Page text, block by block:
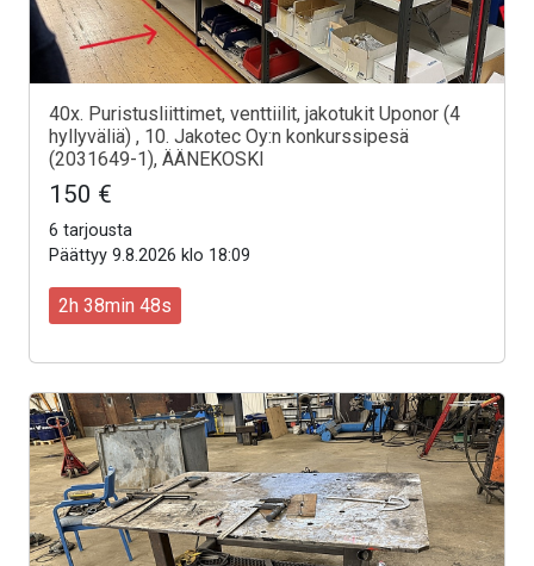
40x. Puristusliittimet, venttiilit, jakotukit Uponor (4
hyllyväliä) , 10. Jakotec Oy:n konkurssipesä
(2031649-1), ÄÄNEKOSKI
150 €
6 tarjousta
Päättyy 9.8.2026 klo 18:09
2h 38min 46s